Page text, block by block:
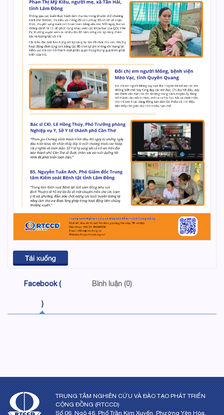
Facebook (
)
Bình luận (0)
TRUNG TÂM NGHIÊN CỨU VÀ ĐÀO TẠO PHÁT TRIỂN
CỘNG ĐỒNG (RTCCD)
Số 06, Ngõ 46, Phố Trần Kim Xuyến, Phường Yên Hòa,